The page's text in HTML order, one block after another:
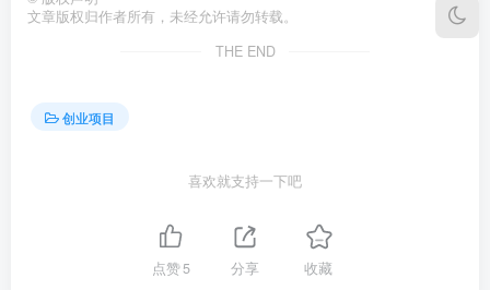
文章版权归作者所有，未经允许请勿转载。
THE END
创业项目
喜欢就支持一下吧
点赞5 分享 收藏